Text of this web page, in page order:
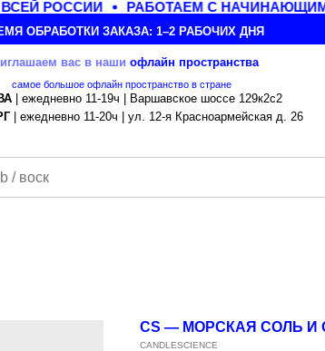
РОССИИ РАБОТАЕМ С
ОБРАБОТКИ ЗАКАЗА: 1–2 РАБОЧИХ ДНЯ
вас в наши офлайн пространства
самое большое офлайн пространство в стране
| ежедневно 11-19ч | Варшавское шоссе 129к2с2
| ежедневно 11-20ч | ул. 12-я Красноармейская д. 26
CS — МОРСКАЯ СОЛЬ И
CANDLESCIENCE